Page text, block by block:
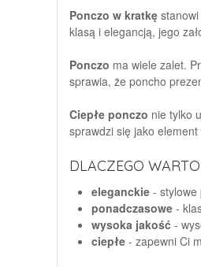
Ponczo w kratkę
klasą i elegancją, jego
Ponczo ma wiele zalet.
sprawia, że poncho
Ciepłe ponczo nie tylko
sprawdzi się jako
DLACZEGO
eleganckie - stylowe
ponadczasowe -
wysoka jakość -
ciepłe - zapewni Ci